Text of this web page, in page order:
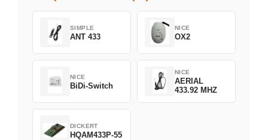
SIMPLE
ANT 433
NICE
OX2
NICE
BiDi-Switch
NICE
AERIAL
433.92 MHZ
DICKERT
HQAM433P-55